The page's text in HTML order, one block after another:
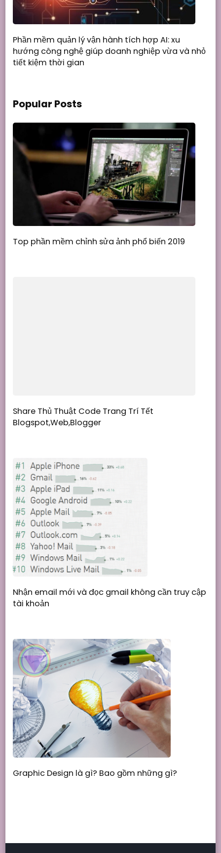
Phần mềm quản lý vận hành tích hợp AI: xu
hướng công nghệ giúp doanh nghiệp vừa và nhỏ
tiết kiệm thời gian
Popular Posts
Top phần mềm chỉnh sửa ảnh phổ biến 2019
Share Thủ Thuật Code Trang Trí Tết
Blogspot,Web,Blogger
Nhận email mới và đọc gmail không cần truy cập
tài khoản
Graphic Design là gì? Bao gồm những gì?